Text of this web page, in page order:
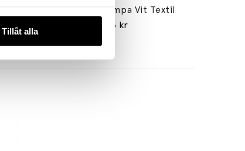
Tillåt alla
Plissé Bordslampa Vit Textil
7365 kr